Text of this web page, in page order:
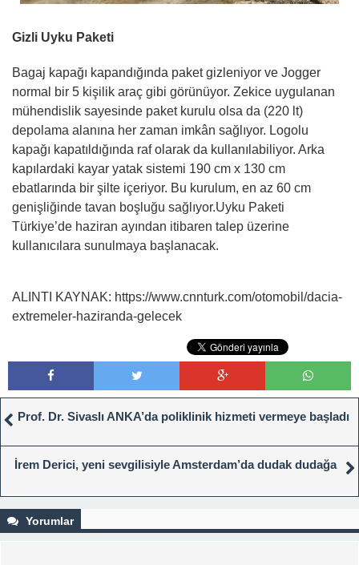
Gizli Uyku Paketi
Bagaj kapağı kapandığında paket gizleniyor ve Jogger
normal bir 5 kişilik araç gibi görünüyor. Zekice uygulanan
mühendislik sayesinde paket kurulu olsa da (220 lt)
depolama alanına her zaman imkân sağlıyor. Logolu
kapağı kapatıldığında raf olarak da kullanılabiliyor. Arka
kapılardaki kayar yatak sistemi 190 cm x 130 cm
ebatlarında bir şilte içeriyor. Bu kurulum, en az 60 cm
genişliğinde tavan boşluğu sağlıyor.Uyku Paketi
Türkiye’de haziran ayından itibaren talep üzerine
kullanıcılara sunulmaya başlanacak.
ALINTI KAYNAK: https://www.cnnturk.com/otomobil/dacia-
extremeler-haziranda-gelecek
Prof. Dr. Sivaslı ANKA’da poliklinik hizmeti vermeye başladı
İrem Derici, yeni sevgilisiyle Amsterdam’da dudak dudağa
Yorumlar